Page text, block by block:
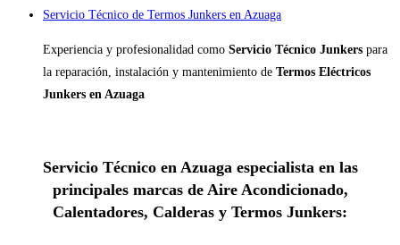
Servicio Técnico de Termos Junkers en Azuaga
Experiencia y profesionalidad como Servicio Técnico Junkers para
la reparación, instalación y mantenimiento de Termos Eléctricos
Junkers en Azuaga
Servicio Técnico en Azuaga especialista en las
principales marcas de Aire Acondicionado,
Calentadores, Calderas y Termos Junkers: